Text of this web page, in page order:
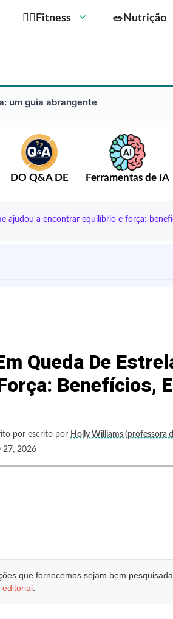
🏋️‍♀️Fitness 🥗Nutrição
um guia abrangente
DO Q&A DE Ferramentas de IA
ajudou a encontrar equilíbrio e força:
Queda De
Benefícios,
por escrito por Holly Williams (professora
27, 2026
que fornecemos sejam bem
editorial